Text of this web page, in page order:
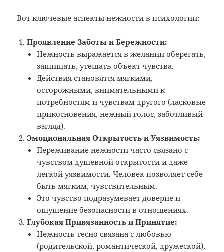
Вот ключевые аспекты нежности в психологии:
Проявление Заботы и Бережности:
Нежность выражается в желании оберегать,
защищать, утешать объект чувства.
Действия становятся мягкими,
осторожными, внимательными к
потребностям и чувствам другого (ласковые
прикосновения, нежный голос, заботливый
взгляд).
Эмоциональная Открытость и Уязвимость:
Переживание нежности часто связано с
чувством душевной открытости и даже
легкой уязвимости. Человек позволяет себе
быть мягким, чувствительным.
Это чувство подразумевает доверие и
ощущение безопасности в отношениях.
Глубокая Привязанность и Принятие:
Нежность тесно связана с любовью
(родительской, романтической, дружеской),